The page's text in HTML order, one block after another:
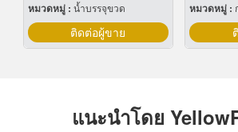
หมวดหมู่ : น้ำบรรจุขวด
ติดต่อผู้ขาย
หมวดหมู่ :
แนะนำโดย